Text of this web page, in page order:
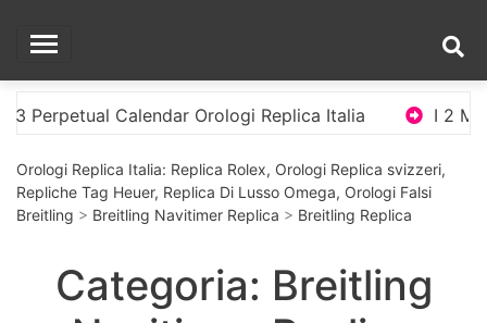
Calendar Orologi Replica Italia I 2
Orologi Replica Italia: Replica Rolex, Orologi Replica svizzeri,
Repliche Tag Heuer, Replica Di Lusso Omega, Orologi Falsi
Breitling > Breitling Navitimer Replica > Breitling Replica
Categoria: Breitling